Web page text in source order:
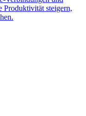
Produktivität steigern,